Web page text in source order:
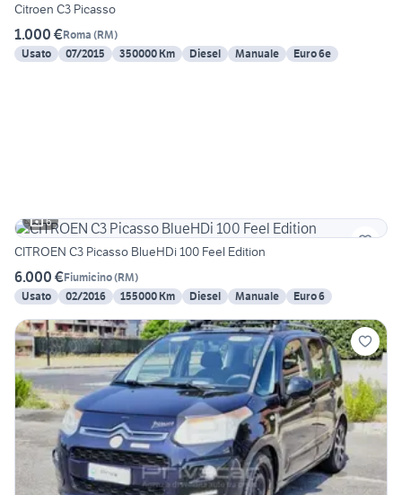
Citroen C3 Picasso
1.000 €Roma (RM)
Usato
07/2015 350000 Km Diesel Manuale Euro 6e
6
CITROEN C3 Picasso BlueHDi 100 Feel Edition
6.000 €Fiumicino(RM)
Usato
02/2016 155000 Km Diesel Manuale Euro 6